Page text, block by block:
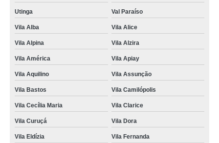
Utinga Val Paraíso
Vila Alba Vila Alice
Vila Alpina Vila Alzira
Vila América Vila Apiay
Vila Aquilino Vila Assunção
Vila Bastos Vila Camilópolis
Vila Cecília Maria Vila Clarice
Vila Curuçá Vila Dora
Vila Eldízia Vila Fernanda